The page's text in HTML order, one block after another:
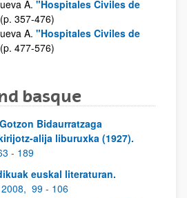
A. "Hospitales Civiles de
357-476)
A. "Hospitales Civiles de
477-576)
basque
Gotzon Bidaurratzaga
alija liburuxka (1927).
- 189
euskal literaturan.
2008, 99 - 106